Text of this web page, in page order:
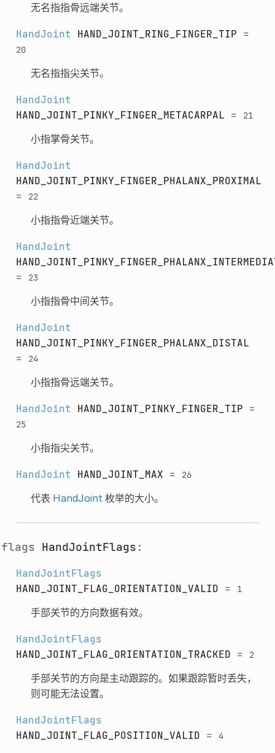
无名指指骨远端关节。
HandJoint HAND_JOINT_RING_FINGER_TIP =
20
无名指指尖关节。
HandJoint
HAND_JOINT_PINKY_FINGER_METACARPAL = 21
小指掌骨关节。
HandJoint
HAND_JOINT_PINKY_FINGER_PHALANX_PROXIMAL
=
22
小指指骨近端关节。
HandJoint
=
23
小指指骨中间关节。
HandJoint
HAND_JOINT_PINKY_FINGER_PHALANX_DISTAL
=
24
小指指骨远端关节。
HandJoint HAND_JOINT_PINKY_FINGER_TIP =
25
小指指尖关节。
HandJoint HAND_JOINT_MAX = 26
代表 HandJoint 枚举的大小。
flags HandJointFlags :
HandJointFlags
HAND_JOINT_FLAG_ORIENTATION_VALID = 1
手部关节的方向数据有效。
HandJointFlags
HAND_JOINT_FLAG_ORIENTATION_TRACKED = 2
手部关节的方向是主动跟踪的。如果跟踪暂时丢失，
则可能无法设置。
HandJointFlags
HAND_JOINT_FLAG_POSITION_VALID = 4